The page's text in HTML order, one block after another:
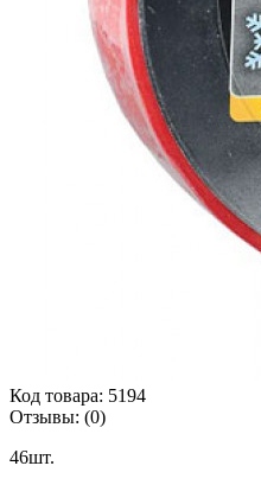
Код товара: 5194
Отзывы: (0)
46шт.